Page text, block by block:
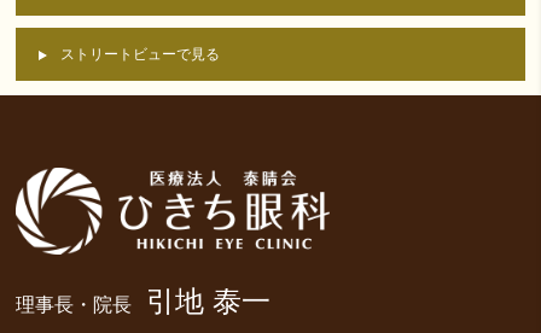
ストリートビューで見る
理事長・院長 引地 泰一